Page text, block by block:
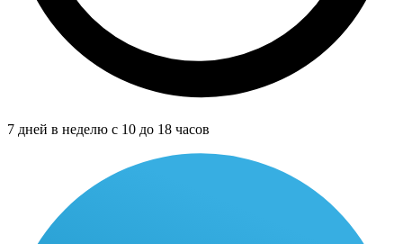
7 дней в неделю с 10 до 18 часов